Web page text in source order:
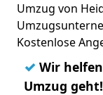
Umzug von
Kostenlose
✓ Wir
Umzug geht!